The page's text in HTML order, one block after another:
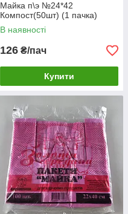
Майка п\э №24*42
Компост(50шт) (1 пачка)
В наявності
126 ₴/пач
Купити